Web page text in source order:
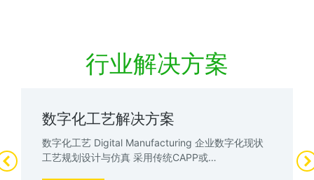
行业解决方案
数字化工艺解决方案
数字化工艺 Digital Manufacturing 企业数字化现状
工艺规划设计与仿真 采用传统CAPP或…